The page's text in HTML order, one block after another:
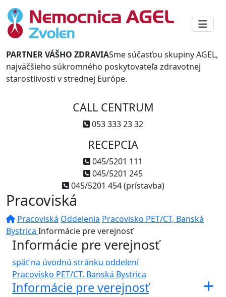
PARTNER VÁŠHO ZDRAVIASme súčasťou skupiny AGEL,
najväčšieho súkromného poskytovateľa zdravotnej
starostlivosti v strednej Európe.
CALL CENTRUM
053 333 23 32
RECEPCIA
045/5201 111
045/5201 245
045/5201 454 (prístavba)
Pracoviská
Pracoviská Oddelenia Pracovisko PET/CT, Banská
Bystrica Informácie pre verejnosť
Informácie pre verejnosť
späť na úvodnú stránku oddelení
Pracovisko PET/CT, Banská Bystrica
Informácie pre verejnosť